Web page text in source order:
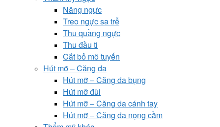
Nâng ngực
Treo ngực sa trễ
Thu quầng ngực
Thu đầu ti
Cắt bỏ mô tuyến
Hút mỡ – Căng da
Hút mỡ – Căng da bụng
Hút mỡ đùi
Hút mỡ – Căng da cánh tay
Hút mỡ – Căng da nọng cằm